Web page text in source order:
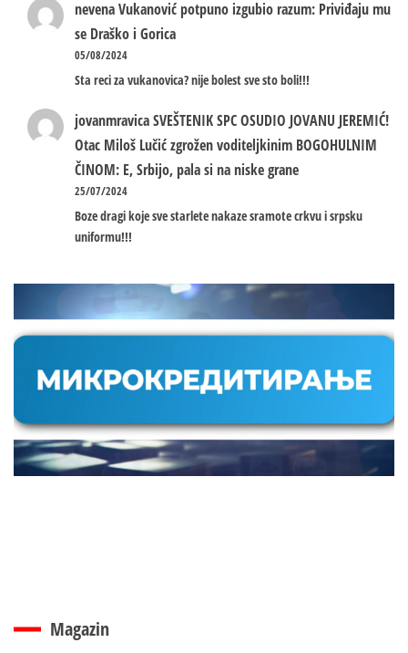
nevenaVukanović potpuno izgubio razum: Priviđaju mu
se Draško i Gorica
05/08/2024
Sta reci za vukanovica? nije bolest sve sto boli!!!
jovanmravicaSVEŠTENIK SPC OSUDIO JOVANU JEREMIĆ!
Otac Miloš Lučić zgrožen voditeljkinim BOGOHULNIM
ČINOM: E, Srbijo, pala si na niske grane
25/07/2024
Boze dragi koje sve starlete nakaze sramote crkvu i srpsku
uniformu!!!
Magazin